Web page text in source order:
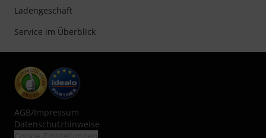
Ladengeschäft
Service im Überblick
AGB/Impressum
Datenschutzhinweise